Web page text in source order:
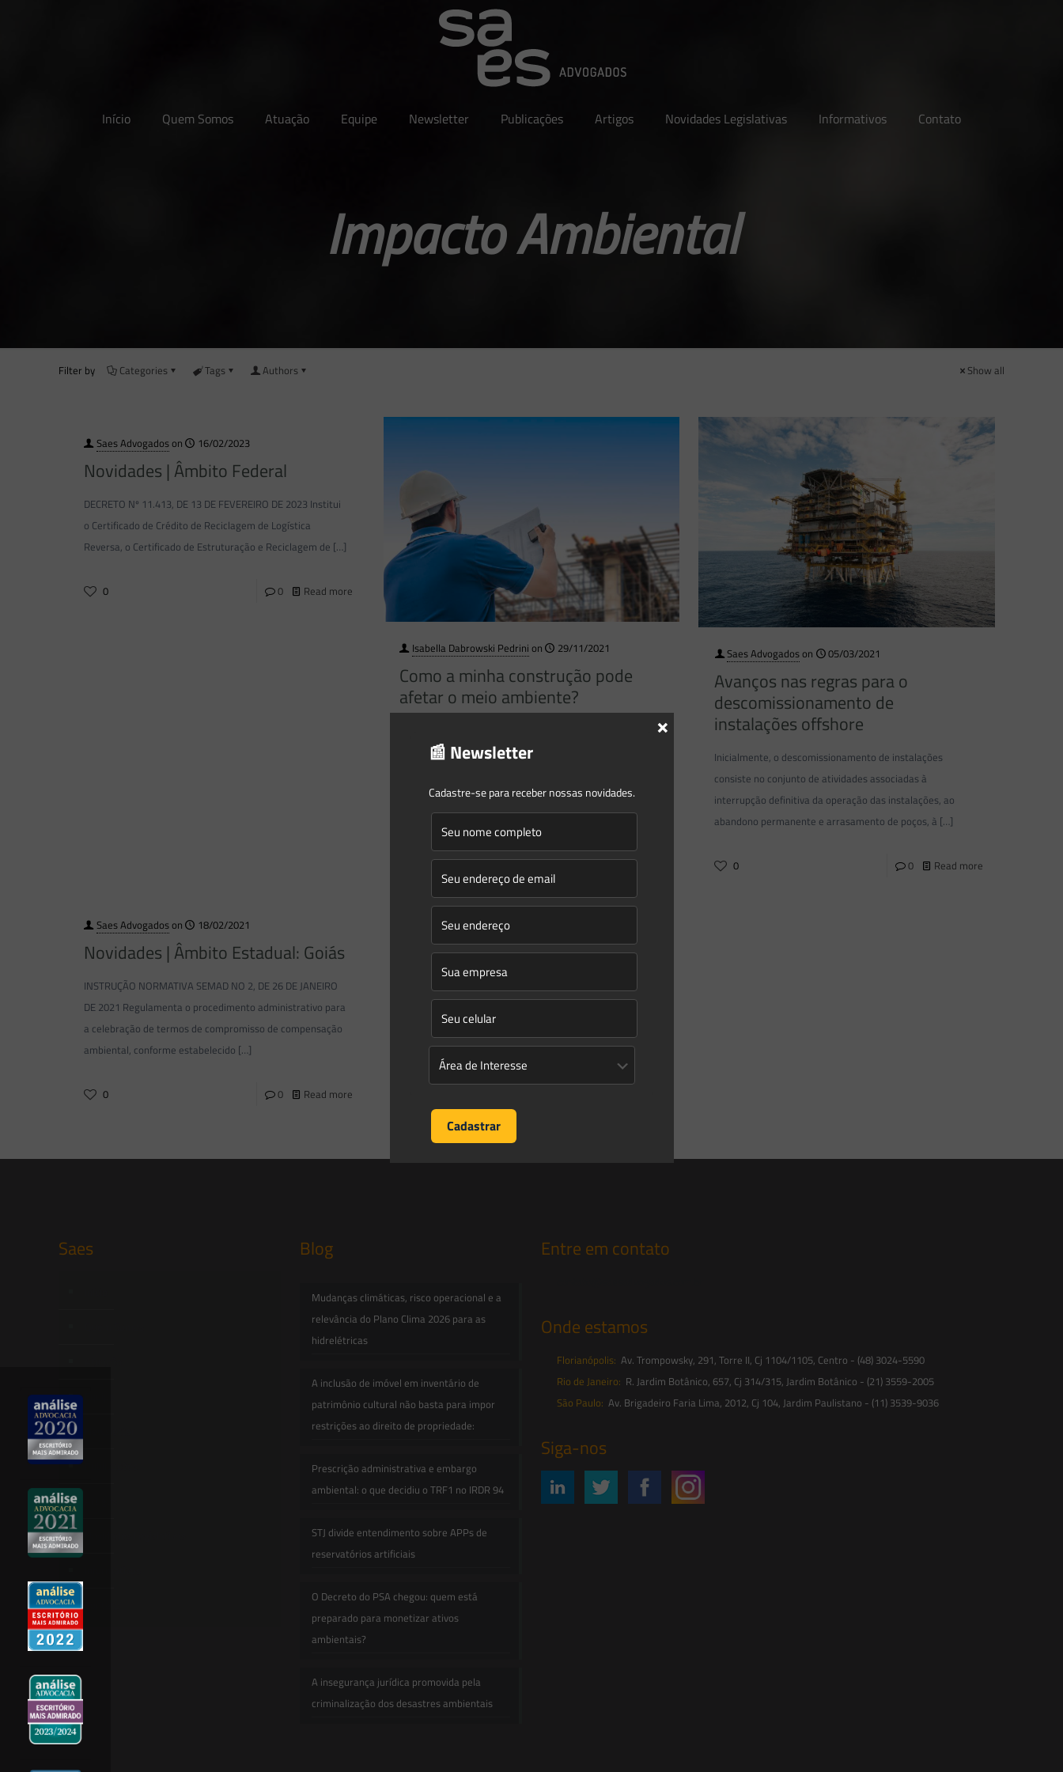
Início Quem Somos Atuação Equipe Newsletter Publicações Artigos Novidades Legislativas Informativos Contato
Impacto Ambiental
Filter by Categories Tags Authors Show all
Saes Advogadoson 16/02/2023
Novidades | Âmbito Federal
DECRETO Nº 11.413, DE 13 DE FEVEREIRO DE 2023 Institui
o Certificado de Crédito de Reciclagem de Logística
Reversa, o Certificado de Estruturação e Reciclagem de […]
0 0 Read more
Isabella Dabrowski Pedrini on 29/11/2021
Como a minha construção pode
afetar o meio ambiente?
mundial, com cerca de $10 trilhões de dólares gastos em
0 Read more
Saes Advogadoson 05/03/2021
Avanços nas regras para o
descomissionamento de
instalações offshore
Inicialmente, o descomissionamento de instalações
consiste no conjunto de atividades associadas à
interrupção definitiva da operação das instalações, ao
abandono permanente e arrasamento de poços, à […]
0 0 Read more
Saes Advogadoson 18/02/2021
Novidades | Âmbito Estadual: Goiás
INSTRUÇÃO NORMATIVA SEMAD NO 2, DE 26 DE JANEIRO
DE 2021 Regulamenta o procedimento administrativo para
a celebração de termos de compromisso de compensação
ambiental, conforme estabelecido […]
0 0 Read more
Saes Blog
Mudanças climáticas, risco operacional e a
relevância do Plano Clima 2026 para as
hidrelétricas
A inclusão de imóvel em inventário de
patrimônio cultural não basta para impor
restrições ao direito de propriedade:
Prescrição administrativa e embargo
ambiental: o que decidiu o TRF1 no IRDR 94
STJ divide entendimento sobre APPs de
reservatórios artificiais
O Decreto do PSA chegou: quem está
preparado para monetizar ativos
ambientais?
A insegurança jurídica promovida pela
criminalização dos desastres ambientais
Entre em contato
Onde estamos
Florianópolis: Av. Trompowsky, 291, Torre II, Cj 1104/1105, Centro - (48) 3024-5590
Rio de Janeiro: R. Jardim Botânico, 657, Cj 314/315, Jardim Botânico - (21) 3559-2005
São Paulo: Av. Brigadeiro Faria Lima, 2012, Cj 104, Jardim Paulistano - (11) 3539-9036
Siga-nos
📰 Newsletter
Cadastre-se para receber nossas novidades.
×